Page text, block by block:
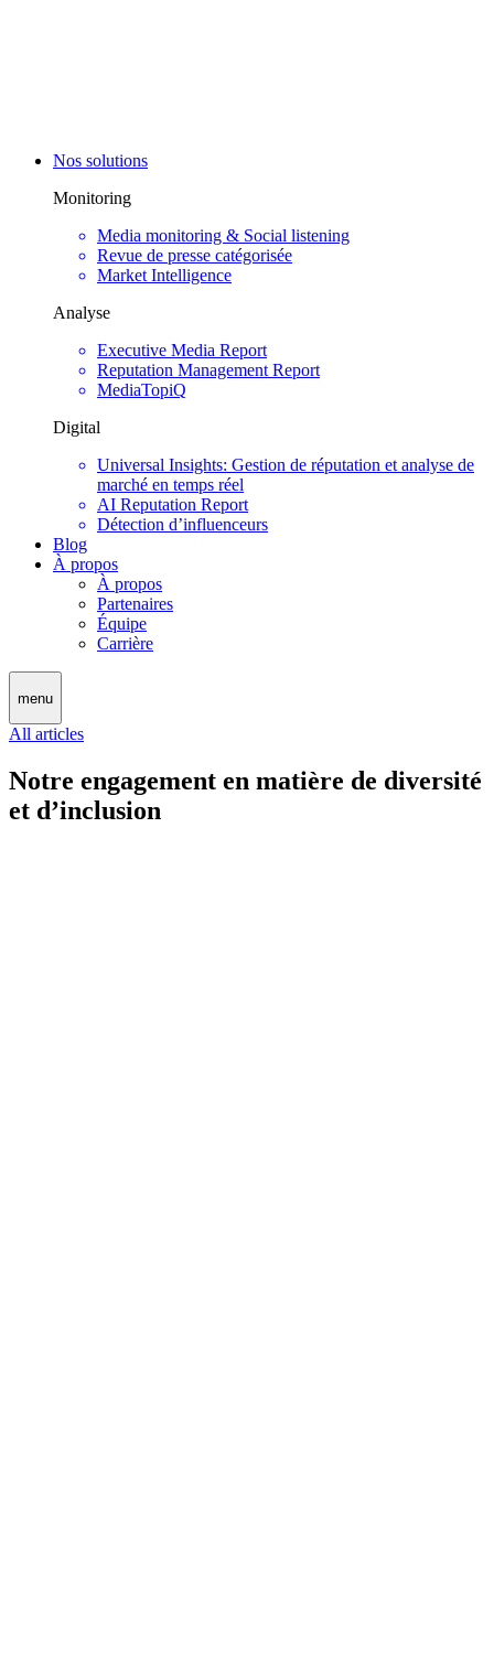
Nos solutions
Monitoring
Media monitoring & Social listening
Revue de presse catégorisée
Market Intelligence
Analyse
Executive Media Report
Reputation Management Report
MediaTopiQ
Digital
Universal Insights: Gestion de réputation et analyse de
marché en temps réel
AI Reputation Report
Détection d’influenceurs
Blog
À propos
À propos
Partenaires
Équipe
Carrière
menu
All articles
Notre engagement en matière de diversité
et d’inclusion